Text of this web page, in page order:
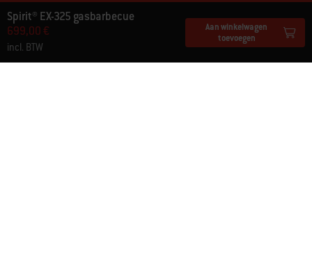
Spirit® EX-325 gasbarbecue
699,00 €
incl. BTW
Aan winkelwagen
toevoegen